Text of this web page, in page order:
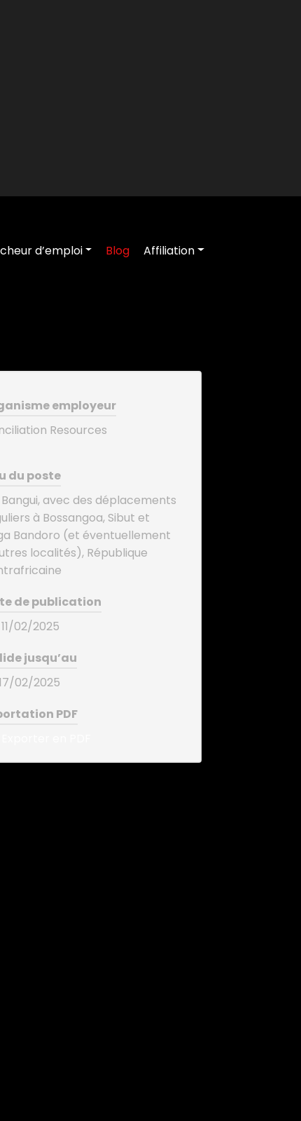
d’emploi Blog Affiliation
employeur
Resources
du poste
Bangui, avec des déplacements
à Bossangoa, Sibut et
Bandoro (et éventuellement
localités), République
de publication
11/02/2025
jusqu’au
02/2025
PDF